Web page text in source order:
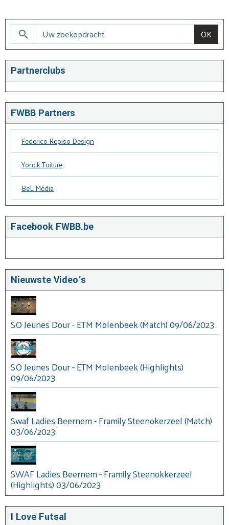
OK
Partnerclubs
FWBB Partners
Federico Repiso Design
Yonck Toiture
BeL Média
Facebook FWBB.be
Nieuwste Video's
SO Jeunes Dour - ETM Molenbeek (Match) 09/06/2023
SO Jeunes Dour - ETM Molenbeek (Highlights)
09/06/2023
Swaf Ladies Beernem - Framily Steenokerzeel (Match)
03/06/2023
SWAF Ladies Beernem - Framily Steenokkerzeel
(Highlights) 03/06/2023
I Love Futsal